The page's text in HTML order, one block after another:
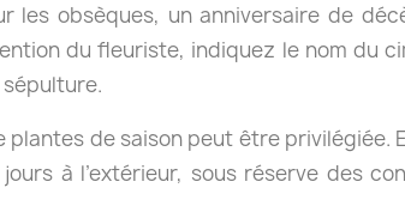
obsèques, un anniversaire de
du fleuriste, indiquez le nom du
sépulture.
de saison peut être privilégiée.
à l’extérieur, sous réserve des